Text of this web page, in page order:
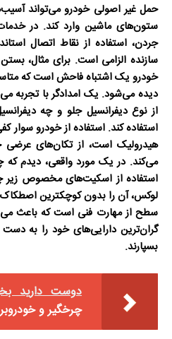
حمل غیر اصولی خودرو می‌تواند
ستون‌های ماشین وارد کند. در
جردن، استفاده از نقاط اتصال
سازنده الزامی است. برای مثال،
خودرو یک اشتباه فاحش است که
دیده می‌شود. یک امدادگر با تجربه
از نوع دیفرانسیل جلو و چه
استفاده کند. استفاده ازخودرو سوار
هیدرولیک است، از تکان‌های عرضی
می‌کند. در یک مورد واقعی، دیدم
استفاده از اسکیت‌های مخصوص
لوکس، آن را بدون کوچکترین
سطح از مهارت فنی است که باعث
گران‌ترین دارایی‌های خود را به
بسپارند.
دوست دارید
چرخگیر و